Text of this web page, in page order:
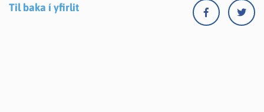
Til baka í yfirlit